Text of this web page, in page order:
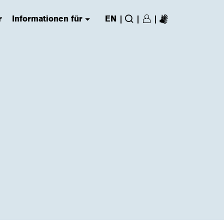
Informationen für
(has submenu) EN | Suche
| Login/Register
|